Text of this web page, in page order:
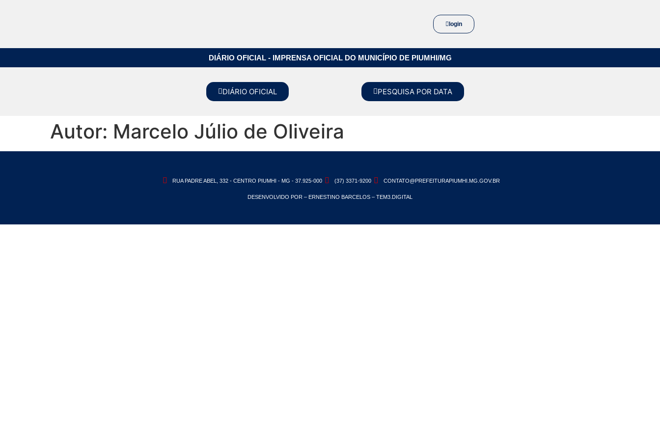
login
DIÁRIO OFICIAL - IMPRENSA OFICIAL DO MUNICÍPIO DE PIUMHI/MG
DIÁRIO OFICIAL PESQUISA POR DATA
Autor: Marcelo Júlio de Oliveira
RUA PADRE ABEL, 332 - CENTRO PIUMHI - MG - 37.925-000 (37) 3371-9200 CONTATO@PREFEITURAPIUMHI.MG.GOV.BR
DESENVOLVIDO POR – ERNESTINO BARCELOS – TEM3.DIGITAL